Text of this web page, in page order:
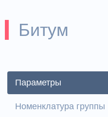
Битум
Параметры
Номенклатура группы